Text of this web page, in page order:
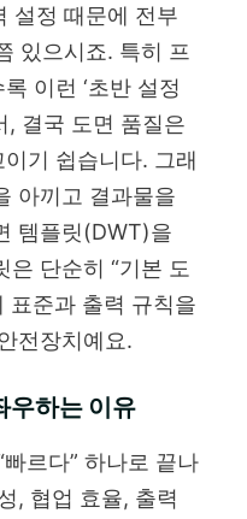
설정 때문에 전부
있으시죠. 특히 프
이런 ‘초반 설정
, 결국 도면 품질은
기 쉽습니다. 그래
아끼고 결과물을
템플릿(DWT)을
단순히 “기본 도
표준과 출력 규칙을
전장치예요.
우하는 이유
르다” 하나로 끝나
, 협업 효율, 출력